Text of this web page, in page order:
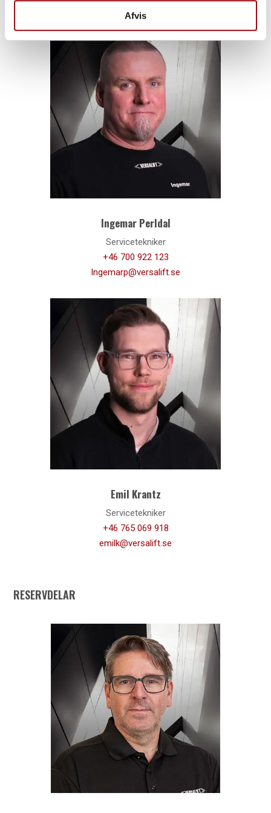
Afvis
Ingemar Perldal
Servicetekniker
+46 700 922 123
Ingemarp@versalift.se
Emil Krantz
Servicetekniker
+46 765 069 918
emilk@versalift.se
RESERVDELAR